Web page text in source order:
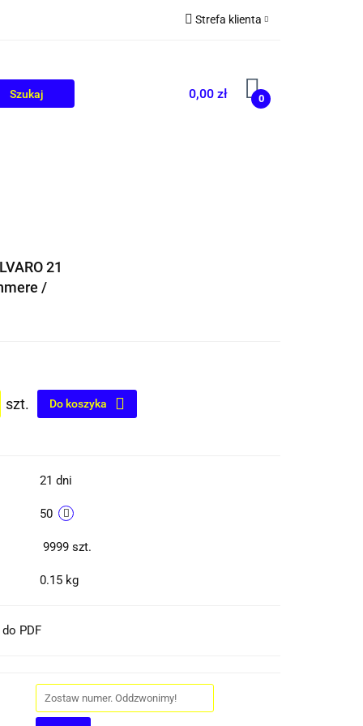
Strefa klienta
Zarejestruj się
Dodaj zgłoszenie
0,00 zł 0
21
/
szt. Do koszyka
21 dni
50
9999 szt.
0.15 kg
PDF